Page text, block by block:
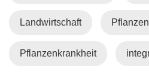
Landwirtschaft
Pflanzenkrankheit